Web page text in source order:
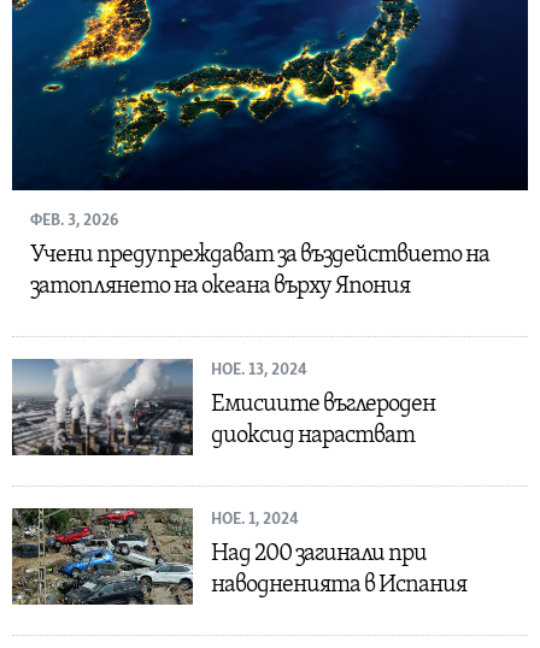
ФЕВ. 3, 2026
Учени предупреждават за въздействието на
затоплянето на океана върху Япония
НОЕ. 13, 2024
Емисиите въглероден
диоксид нарастват
НОЕ. 1, 2024
Над 200 загинали при
наводненията в Испания